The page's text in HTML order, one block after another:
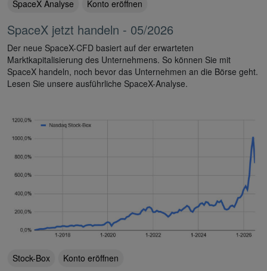
SpaceX Analyse Konto eröffnen
SpaceX jetzt handeln - 05/2026
Der neue SpaceX-CFD basiert auf der erwarteten
Marktkapitalisierung des Unternehmens. So können Sie mit
SpaceX handeln, noch bevor das Unternehmen an die Börse geht.
Lesen Sie unsere ausführliche SpaceX-Analyse.
Stock-Box Konto eröffnen